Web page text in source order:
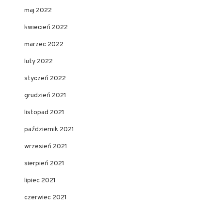
maj 2022
kwiecień 2022
marzec 2022
luty 2022
styczeń 2022
grudzień 2021
listopad 2021
październik 2021
wrzesień 2021
sierpień 2021
lipiec 2021
czerwiec 2021